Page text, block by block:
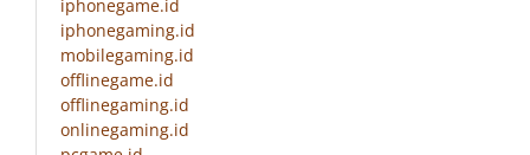
iphonegame.id
iphonegaming.id
mobilegaming.id
offlinegame.id
offlinegaming.id
onlinegaming.id